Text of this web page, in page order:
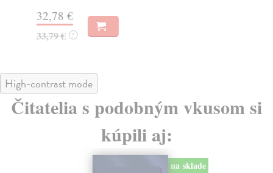
32,78 €
33,79 € ?
High-contrast mode
Čitatelia s podobným vkusom si
kúpili aj:
na sklade